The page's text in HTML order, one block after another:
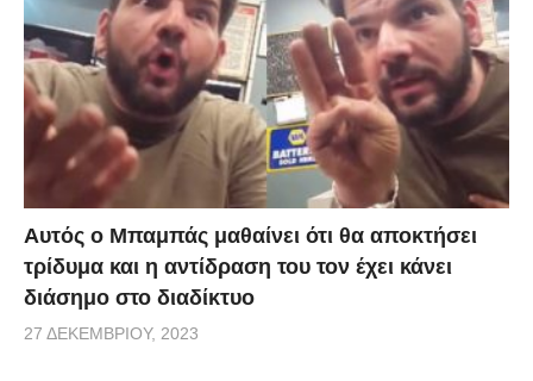
Αυτός ο Μπαμπάς μαθαίνει ότι θα αποκτήσει
τρίδυμα και η αντίδραση του τον έχει κάνει
διάσημο στο διαδίκτυο
27 ΔΕΚΕΜΒΡΊΟΥ, 2023